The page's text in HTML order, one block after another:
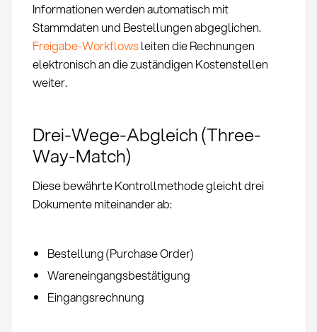
Informationen werden automatisch mit
Stammdaten und Bestellungen abgeglichen.
Freigabe-Workflowsleiten die Rechnungen
elektronisch an die zuständigen Kostenstellen
weiter.
Drei-Wege-Abgleich (Three-
Way-Match)
Diese bewährte Kontrollmethode gleicht drei
Dokumente miteinander ab:
Bestellung (Purchase Order)
Wareneingangsbestätigung
Eingangsrechnung